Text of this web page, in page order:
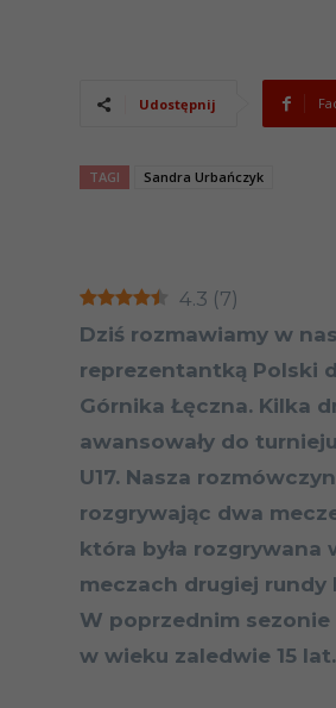
Udostępnij
TAGI Sandra Urbańczyk
4.3 (7)
Dziś rozmawiamy w
reprezentantką Polski
Górnika Łęczna. Kilka
awansowały do
U17. Nasza
rozgrywając dwa
która była rozgrywana
meczach drugiej rundy
W poprzednim sezonie
w wieku zaledwie 15 lat.